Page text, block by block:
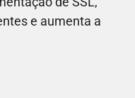
e aumenta a